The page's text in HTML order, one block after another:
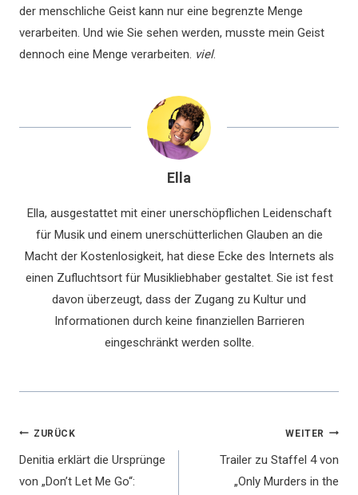
der menschliche Geist kann nur eine begrenzte Menge
verarbeiten. Und wie Sie sehen werden, musste mein Geist
dennoch eine Menge verarbeiten. viel.
Ella
Ella, ausgestattet mit einer unerschöpflichen Leidenschaft
für Musik und einem unerschütterlichen Glauben an die
Macht der Kostenlosigkeit, hat diese Ecke des Internets als
einen Zufluchtsort für Musikliebhaber gestaltet. Sie ist fest
davon überzeugt, dass der Zugang zu Kultur und
Informationen durch keine finanziellen Barrieren
eingeschränkt werden sollte.
Beitragsnavigation
ZURÜCK
Denitia erklärt die Ursprünge
von „Don’t Let Me Go“:
WEITER
Trailer zu Staffel 4 von
„Only Murders in the